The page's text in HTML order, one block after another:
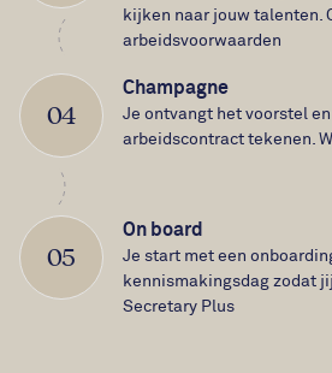
kijken naar jouw talenten.
arbeidsvoorwaarden
04
Champagne
Je ontvangt het voorstel
arbeidscontract tekenen.
05
On board
Je start met een
kennismakingsdag zodat
Secretary Plus